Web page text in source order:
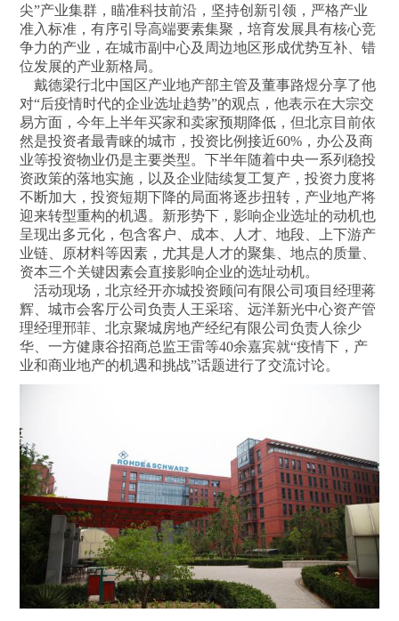
尖”产业集群，瞄准科技前沿，坚持创新引领，严格产业
准入标准，有序引导高端要素集聚，培育发展具有核心竞
争力的产业，在城市副中心及周边地区形成优势互补、错
位发展的产业新格局。
戴德梁行北中国区产业地产部主管及董事路煜分享了他
对“后疫情时代的企业选址趋势”的观点，他表示在大宗交
易方面，今年上半年买家和卖家预期降低，但北京目前依
然是投资者最青睐的城市，投资比例接近60%，办公及商
业等投资物业仍是主要类型。下半年随着中央一系列稳投
资政策的落地实施，以及企业陆续复工复产，投资力度将
不断加大，投资短期下降的局面将逐步扭转，产业地产将
迎来转型重构的机遇。新形势下，影响企业选址的动机也
呈现出多元化，包含客户、成本、人才、地段、上下游产
业链、原材料等因素，尤其是人才的聚集、地点的质量、
资本三个关键因素会直接影响企业的选址动机。
活动现场，北京经开亦城投资顾问有限公司项目经理蒋
辉、城市会客厅公司负责人王采瑢、远洋新光中心资产管
理经理邢菲、北京聚城房地产经纪有限公司负责人徐少
华、一方健康谷招商总监王雷等40余嘉宾就“疫情下，产
业和商业地产的机遇和挑战”话题进行了交流讨论。